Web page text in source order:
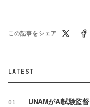
この記事をシェア
LATEST
01
UNAMがAI試験監